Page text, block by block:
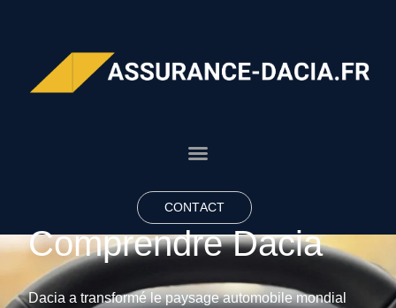
CONTACT
Comprendre Dacia
Dacia a transformé le paysage automobile mondial